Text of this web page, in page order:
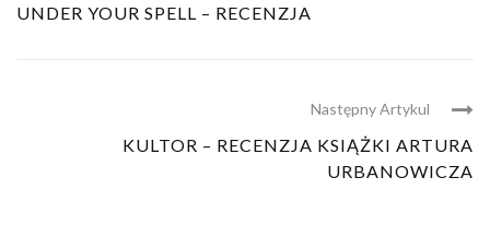
UNDER YOUR SPELL – RECENZJA
Następny Artykul
KULTOR – RECENZJA KSIĄŻKI ARTURA
URBANOWICZA